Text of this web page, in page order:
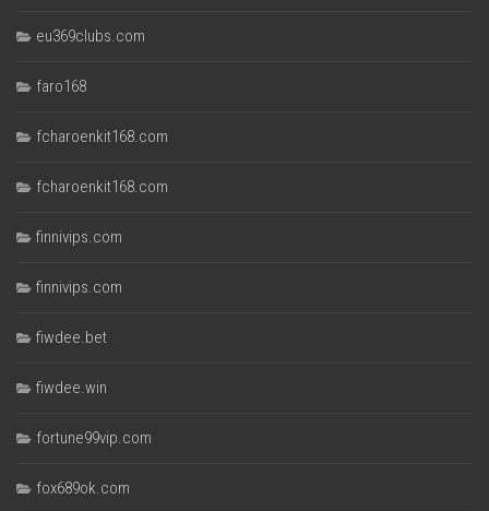
eu369clubs.com
faro168
fcharoenkit168.com
fcharoenkit168.com
finnivips.com
finnivips.com
fiwdee.bet
fiwdee.win
fortune99vip.com
fox689ok.com